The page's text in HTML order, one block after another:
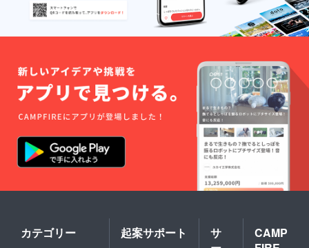
をご記
入くだ
さい。
方は、
リター
ン返信
メール
でお知
らせく
ださ
い。 ★
全リ
ターン
せ支
す。
掲載不
要とさ
せてい
ただき
★全リ
ターン
「上乗
せ支
援」が
可能で
す。
す。 ※
こちら
からの
メール
がない
場合は
掲載不
要とさ
せてい
ただき
ます。
★全リ
ターン
せ支
援」が
可能で
供いた
しま
す。 ■
オリジ
テッ
カーご
提供 ※
白黒1枚
づつ ■
お礼の
メッ
セージ
※ 主催
感謝の
メッ
セージ
りいた
しま
す。 ■
をご提
供いた
しま
す。 ■
ナルス
テッ
カーご
提供 ※
白黒1枚
づつ ■
お礼の
メッ
セージ
者より
感謝の
メッ
をお送
りいた
しま
ケット
です。
※同日に
複数車
ご利用
も複数
日１車
両での
ご利用
も可能
です。
※車両に
乗って
数分の
ポップ
コーン
み物
（ソフ
トドリ
カテゴリー 起案サポート
サ
CAMP